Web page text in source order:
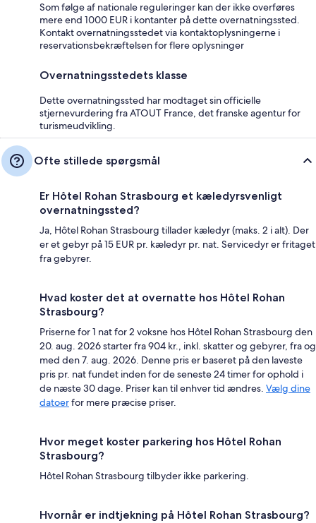
Som følge af nationale reguleringer kan der ikke overføres
mere end 1000 EUR i kontanter på dette overnatningssted.
Kontakt overnatningsstedet via kontaktoplysningerne i
reservationsbekræftelsen for flere oplysninger
Overnatningsstedets klasse
Dette overnatningssted har modtaget sin officielle
stjernevurdering fra ATOUT France, det franske agentur for
turismeudvikling.
Ofte stillede spørgsmål
Er Hôtel Rohan Strasbourg et kæledyrsvenligt
overnatningssted?
Ja, Hôtel Rohan Strasbourg tillader kæledyr (maks. 2 i alt). Der
er et gebyr på 15 EUR pr. kæledyr pr. nat. Servicedyr er fritaget
fra gebyrer.
Hvad koster det at overnatte hos Hôtel Rohan
Strasbourg?
Priserne for 1 nat for 2 voksne hos Hôtel Rohan Strasbourg den
20. aug. 2026 starter fra 904 kr., inkl. skatter og gebyrer, fra og
med den 7. aug. 2026. Denne pris er baseret på den laveste
pris pr. nat fundet inden for de seneste 24 timer for ophold i
de næste 30 dage. Priser kan til enhver tid ændres. Vælg dine
datoerfor mere præcise priser.
Hvor meget koster parkering hos Hôtel Rohan
Strasbourg?
Hôtel Rohan Strasbourg tilbyder ikke parkering.
Hvornår er indtjekning på Hôtel Rohan Strasbourg?